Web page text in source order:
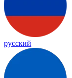
русский